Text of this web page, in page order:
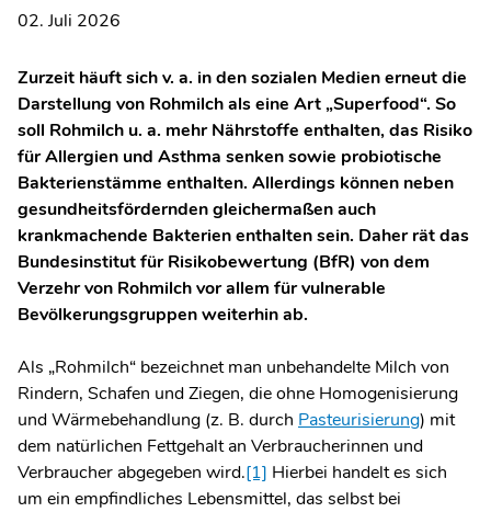
02. Juli 2026
Zurzeit häuft sich v. a. in den sozialen Medien erneut die
Darstellung von Rohmilch als eine Art „Superfood“. So
soll Rohmilch u. a. mehr Nährstoffe enthalten, das Risiko
für Allergien und Asthma senken sowie probiotische
Bakterienstämme enthalten. Allerdings können neben
gesundheitsfördernden gleichermaßen auch
krankmachende Bakterien enthalten sein. Daher rät das
Bundesinstitut für Risikobewertung (BfR) von dem
Verzehr von Rohmilch vor allem für vulnerable
Bevölkerungsgruppen weiterhin ab.
Als „Rohmilch“ bezeichnet man unbehandelte Milch von
Rindern, Schafen und Ziegen, die ohne Homogenisierung
und Wärmebehandlung (z. B. durch Pasteurisierung) mit
dem natürlichen Fettgehalt an Verbraucherinnen und
Verbraucher abgegeben wird.[1] Hierbei handelt es sich
um ein empfindliches Lebensmittel, das selbst bei